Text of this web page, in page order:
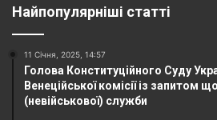
Найпопулярніші статті
11 Січня, 2025, 14:57
Голова Конституційного Суду
Венеційської комісії із запитом
(невійськової) служби